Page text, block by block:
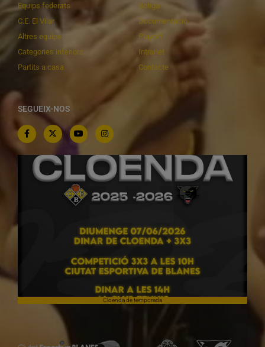
Equips federats
C.E. El Vilar
Altres equips
Categories inferiors
Partits a casa
Botiga
Documentació
Playoff
Intranet
Contacte
SEGUEIX-NOS
Cloenda de temporada